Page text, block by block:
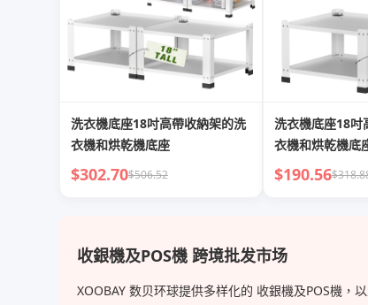
洗衣機底座18吋高帶收納架的洗
衣機和烘乾機底座
$302.70$506.52
洗衣機底座18吋
衣機和烘乾機底
$190.56
收銀機及POS機 跨境批发市场
XOOBAY 数贝环球提供多样化的 收銀機及POS機